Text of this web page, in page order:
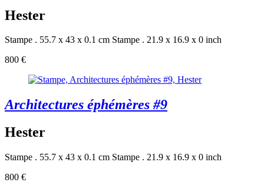
Hester
Stampe . 55.7 x 43 x 0.1 cm Stampe . 21.9 x 16.9 x 0 inch
800 €
Architectures éphémères #9
Hester
Stampe . 55.7 x 43 x 0.1 cm Stampe . 21.9 x 16.9 x 0 inch
800 €